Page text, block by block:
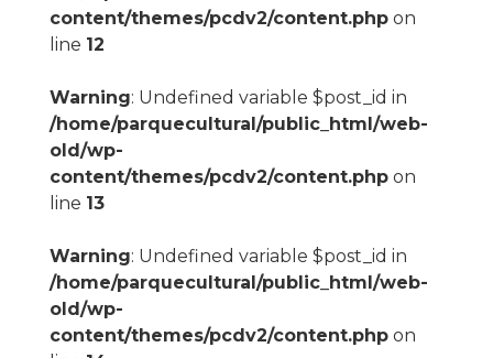
content/themes/pcdv2/content.phpon
line 12
Warning: Undefined variable $post_id in
/home/parquecultural/public_html/web-
old/wp-
content/themes/pcdv2/content.phpon
line 13
Warning: Undefined variable $post_id in
/home/parquecultural/public_html/web-
old/wp-
content/themes/pcdv2/content.phpon